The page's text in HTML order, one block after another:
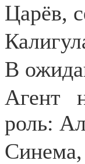
Царёв,
В
Агент
роль:
Синема,